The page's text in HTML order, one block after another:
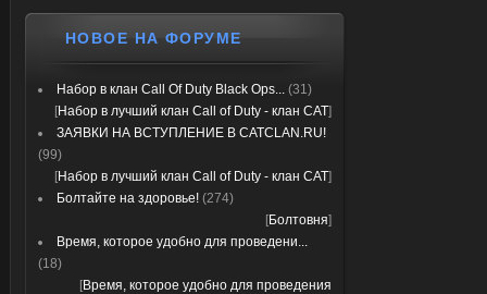
НОВОЕ НА ФОРУМЕ
Набор в клан Call Of Duty Black Ops... (31)
[Набор в лучший клан Call of Duty - клан CAT]
ЗАЯВКИ НА ВСТУПЛЕНИЕ В CATCLAN.RU!
(99)
[Набор в лучший клан Call of Duty - клан CAT]
Болтайте на здоровье! (274)
[Болтовня]
Время, которое удобно для проведени...
(18)
[Время, которое удобно для проведения